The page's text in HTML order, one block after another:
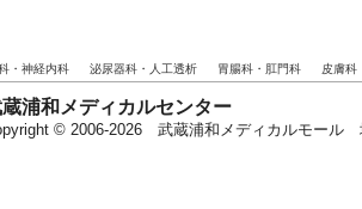
・神経内科 泌尿器科・人工透析 胃腸科・肛門科 皮膚科
浦和メディカルセンター
© 2006-2026 武蔵浦和メディカルモール